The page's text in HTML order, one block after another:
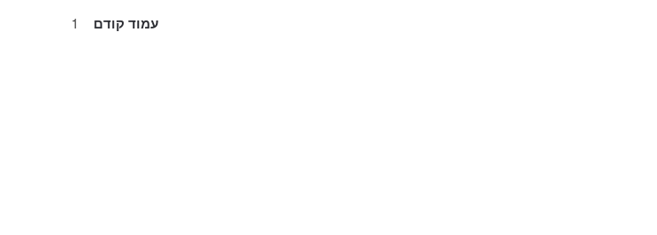
עמוד קודם 1